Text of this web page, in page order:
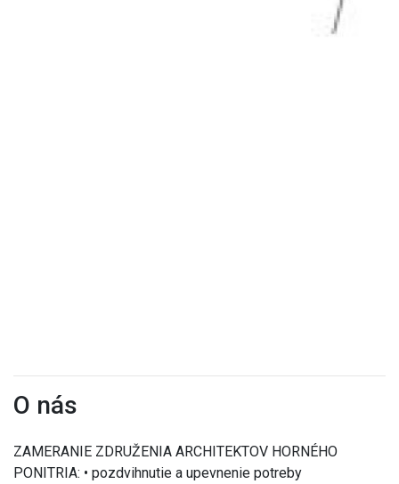
O nás
ZAMERANIE ZDRUŽENIA ARCHITEKTOV HORNÉHO
PONITRIA: • pozdvihnutie a upevnenie potreby